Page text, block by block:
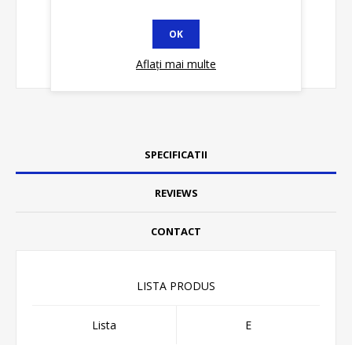
SPECIFICATII
REVIEWS
CONTACT
LISTA PRODUS
Lista E
OK
Aflați mai multe